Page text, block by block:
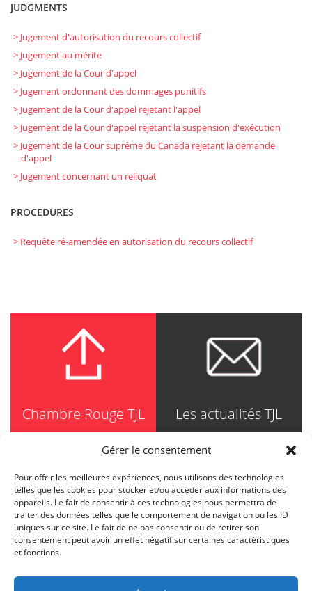
Gérer le consentement
Pour offrir les meilleures expériences, nous utilisons des technologies
telles que les cookies pour stocker et/ou accéder aux informations des
appareils. Le fait de consentir à ces technologies nous permettra de
traiter des données telles que le comportement de navigation ou les ID
uniques sur ce site. Le fait de ne pas consentir ou de retirer son
consentement peut avoir un effet négatif sur certaines caractéristiques
et fonctions.
JUDGMENTS
> Jugement d'autorisation du recours collectif
> Jugement au mérite
> Jugement de la Cour d'appel
> Jugement ordonnant des dommages punitifs
> Jugement de la Cour d'appel rejetant l'appel
> Jugement de la Cour d'appel rejetant la suspension d'exécution
> Jugement de la Cour suprême du Canada rejetant la demande
d'appel
> Jugement concernant un reliquat
PROCEDURES
> Requête ré-amendée en autorisation du recours collectif
Chambre Rouge TJL Les actualités TJL
TRUDEL JOHNSTON & LESPÉRANCE
Avocats / Barristers & Solicitors
750, Côte de la Place d'Armes, Suite 90
Montréal (Quebec) H2Y 2X8
T514 871-8385
1-844-588-8385
info@tjl.quebec